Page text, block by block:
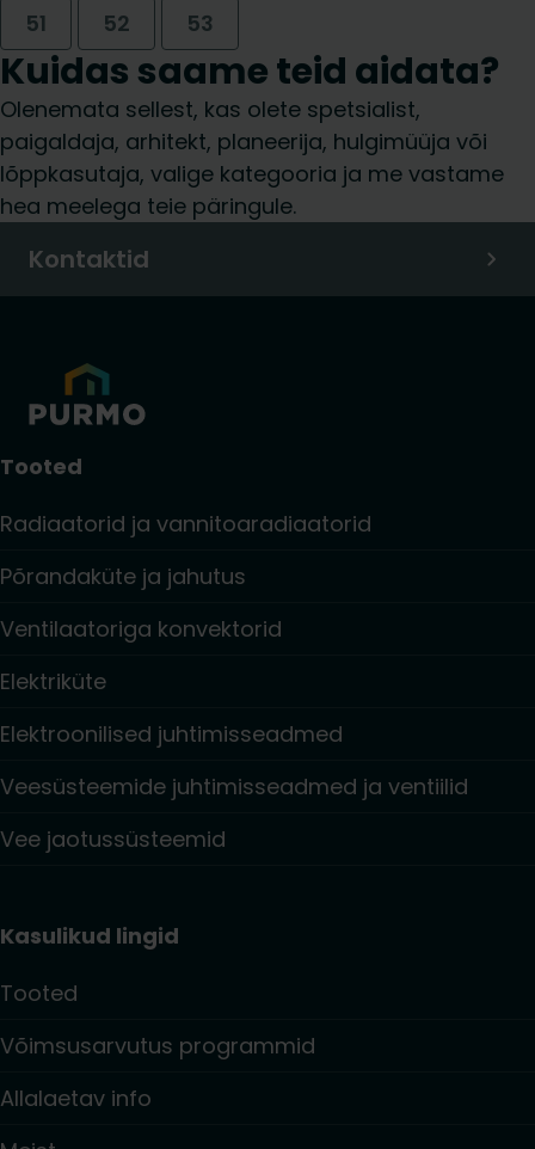
51
52 53
Kuidas saame teid aidata?
Olenemata sellest, kas olete spetsialist,
paigaldaja, arhitekt, planeerija, hulgimüüja või
lõppkasutaja, valige kategooria ja me vastame
hea meelega teie päringule.
Kontaktid
Tooted
Radiaatorid ja vannitoaradiaatorid
Põrandaküte ja jahutus
Ventilaatoriga konvektorid
Elektriküte
Elektroonilised juhtimisseadmed
Veesüsteemide juhtimisseadmed ja ventiilid
Vee jaotussüsteemid
Kasulikud lingid
Tooted
Võimsusarvutus programmid
Allalaetav info